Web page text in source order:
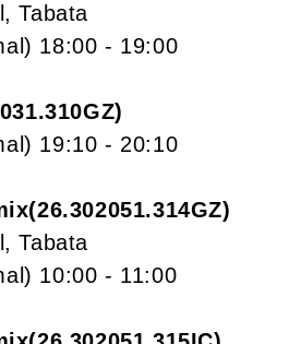
Tabata
18:00 - 19:00
19:10 - 20:10
26.302051.314GZ
Tabata
10:00 - 11:00